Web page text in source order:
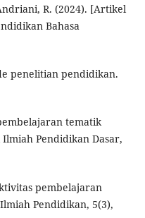
R. (2024). [Artikel
Bahasa
penelitian pendidikan.
tematik
Pendidikan Dasar,
pembelajaran
Pendidikan, 5(3),